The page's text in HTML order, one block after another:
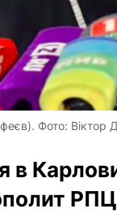
Фото:
в
РПЦ